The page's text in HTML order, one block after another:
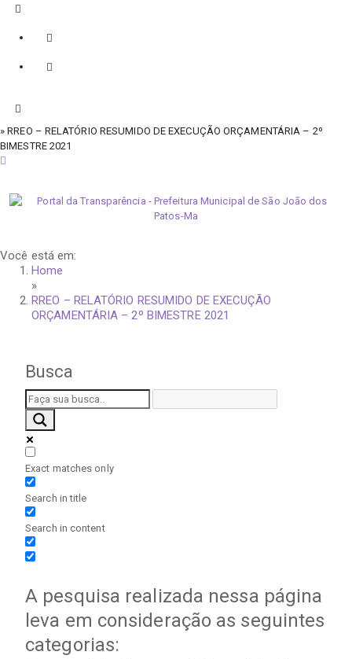
» RREO – RELATÓRIO RESUMIDO DE EXECUÇÃO ORÇAMENTÁRIA – 2º
BIMESTRE 2021
Você está em:
Home
»
RREO – RELATÓRIO RESUMIDO DE EXECUÇÃO
ORÇAMENTÁRIA – 2º BIMESTRE 2021
Busca
Exact matches only
Search in title
Search in content
A pesquisa realizada nessa página
leva em consideração as seguintes
categorias: